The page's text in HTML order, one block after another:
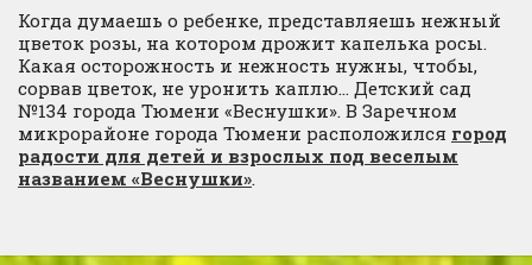
Когда думаешь о ребенке, представляешь нежный
цветок розы, на котором дрожит капелька росы.
Какая осторожность и нежность нужны, чтобы,
сорвав цветок, не уронить каплю… Детский сад
№134 города Тюмени «Веснушки». В Заречном
микрорайоне города Тюмени расположился город
радости для детей и взрослых под веселым
названием «Веснушки».